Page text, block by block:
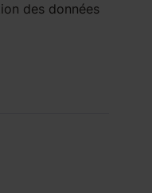
des données